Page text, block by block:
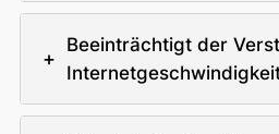
+
Beeinträchtigt der